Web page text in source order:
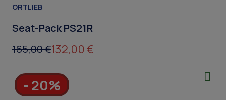
ORTLIEB
Seat-Pack PS21R
165,00 €132,00 €
- 20%